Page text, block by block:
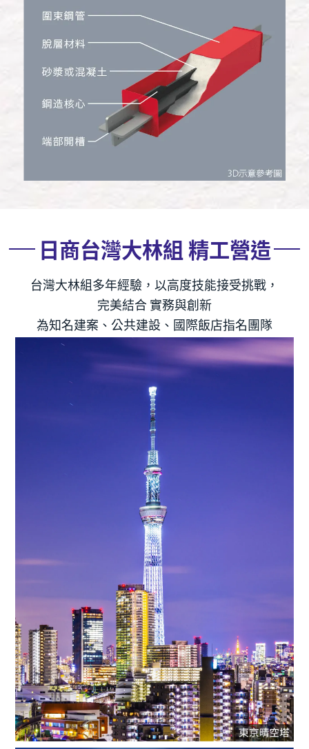
日商台灣大林組 精工營造
台灣大林組多年經驗，以高度技能接受挑戰，
完美結合 實務與創新
為知名建案、公共建設、國際飯店指名團隊